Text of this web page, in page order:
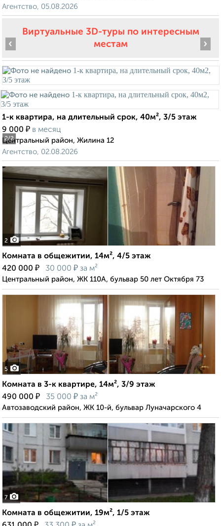
Агентство, 05.08.2026
Виртуальные 3D-туры по интересным
местам
2/2
‹ ›
1-к квартира, на длительный срок, 40м², 3/5 этаж
9 000 ₽ в месяц
Центральный район, Жилина 12
Агентство, 02.08.2026
2
Комната в общежитии, 14м², 4/5 этаж
420 000 ₽ 30 000 ₽ за м²
Центральный район, ЖК 110А, бульвар 50 лет Октября 73
5
Комната в 3-к квартире, 14м², 3/9 этаж
490 000 ₽ 35 000 ₽ за м²
Автозаводский район, ЖК 10-й, бульвар Луначарского 4
7
Комната в общежитии, 19м², 1/5 этаж